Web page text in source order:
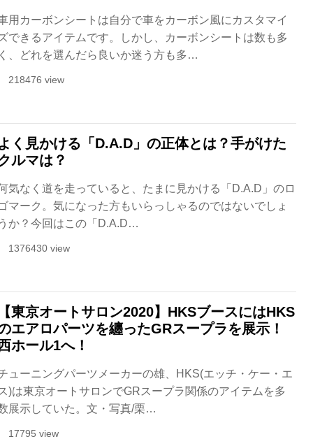
用カーボンシートは自分で車をカーボン風にカスタマイ
できるアイテムです。しかし、カーボンシートは数も多
、どれを選んだら良いか迷う方も多…
218476 view
く見かける「D.A.D」の正体とは？手がけた
ルマは？
気なく道を走っていると、たまに見かける「D.A.D」のロ
マーク。気になった方もいらっしゃるのではないでしょ
か？今回はこの「D.A.D…
1376430 view
東京オートサロン2020】HKSブースにはHKS
エアロパーツを纏ったGRスープラを展示！
ホール1へ！
ューニングパーツメーカーの雄、HKS(エッチ・ケー・エ
)は東京オートサロンでGRスープラ関係のアイテムを多
展示していた。文・写真/栗…
17795 view